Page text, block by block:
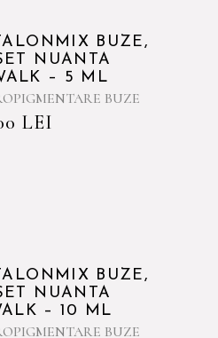
BUZE,
NUANTA
– 5 ML
BUZE
LEI
BUZE,
NUANTA
– 10 ML
BUZE